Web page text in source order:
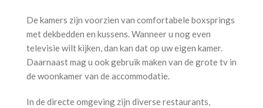
De kamers zijn voorzien van comfortabele boxsprings
met dekbedden en kussens. Wanneer u nog even
televisie wilt kijken, dan kan dat op uw eigen kamer.
Daarnaast mag u ook gebruik maken van de grote tv in
de woonkamer van de accommodatie.
In de directe omgeving zijn diverse restaurants,